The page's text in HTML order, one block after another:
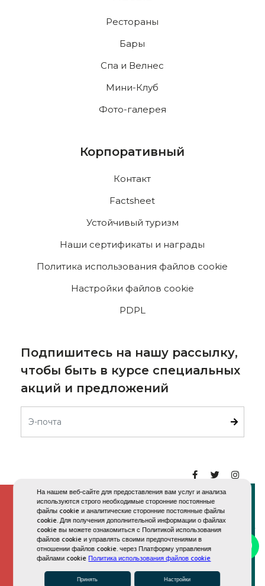
На нашем веб-сайте для предоставления вам услуг и анализа
используются строго необходимые сторонние постоянные
файлы cookie и аналитические сторонние постоянные файлы
cookie. Для получения дополнительной информации о файлах
cookie вы можете ознакомиться с Политикой использования
файлов cookie и управлять своими предпочтениями в
отношении файлов cookie. через Платформу управления
файлами cookieПолитика использования файлов cookie
Принять Настройки
Рестораны
Бары
Спа и Велнес
Мини-Клуб
Фото-галерея
Корпоративный
Контакт
Factsheet
Устойчивый туризм
Наши сертификаты и награды
Политика использования файлов cookie
Настройки файлов cookie
PDPL
Подпишитесь на нашу рассылку,
чтобы быть в курсе специальных
акций и предложений
Copyright 2025 Kirman Belazur Resort & Spa
Забронировать +90 242 731 03 03